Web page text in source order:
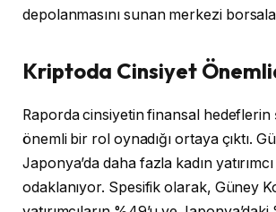
depolanmasını sunan merkezi
Kriptoda Cinsiyet
Raporda cinsiyetin finansal hedeflerin
önemli bir rol oynadığı ortaya çıktı.
Japonya’da daha fazla kadın
odaklanıyor. Spesifik olarak, Güney